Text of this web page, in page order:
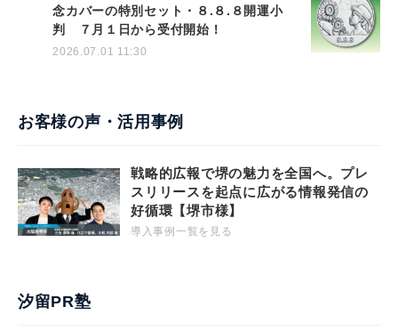
念カバーの特別セット・８.８.８開運小
判 ７月１日から受付開始！
2026.07.01 11:30
お客様の声・活用事例
戦略的広報で堺の魅力を全国へ。プレ
スリリースを起点に広がる情報発信の
好循環【堺市様】
導入事例一覧を見る
汐留PR塾